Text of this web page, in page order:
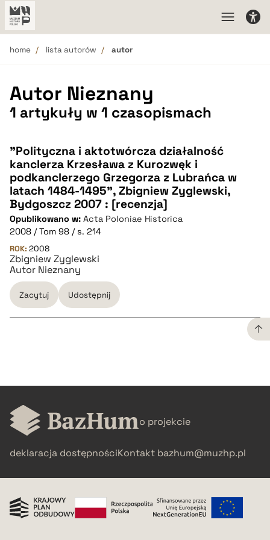
home lista autorów autor
Autor Nieznany
1 artykuły w 1 czasopismach
"Polityczna i aktotwórcza działalność
kanclerza Krzesława z Kurozwęk i
podkanclerzego Grzegorza z Lubrańca w
latach 1484-1495", Zbigniew Zyglewski,
Bydgoszcz 2007 : [recenzja]
Opublikowano w: Acta Poloniae Historica
2008 / Tom 98 / s. 214
ROK: 2008
Zbigniew Zyglewski
Autor Nieznany
Zacytuj Udostępnij
BIBTEX
pobierz cytat
o projekcie
deklaracja dostępnościKontakt bazhum@muzhp.pl